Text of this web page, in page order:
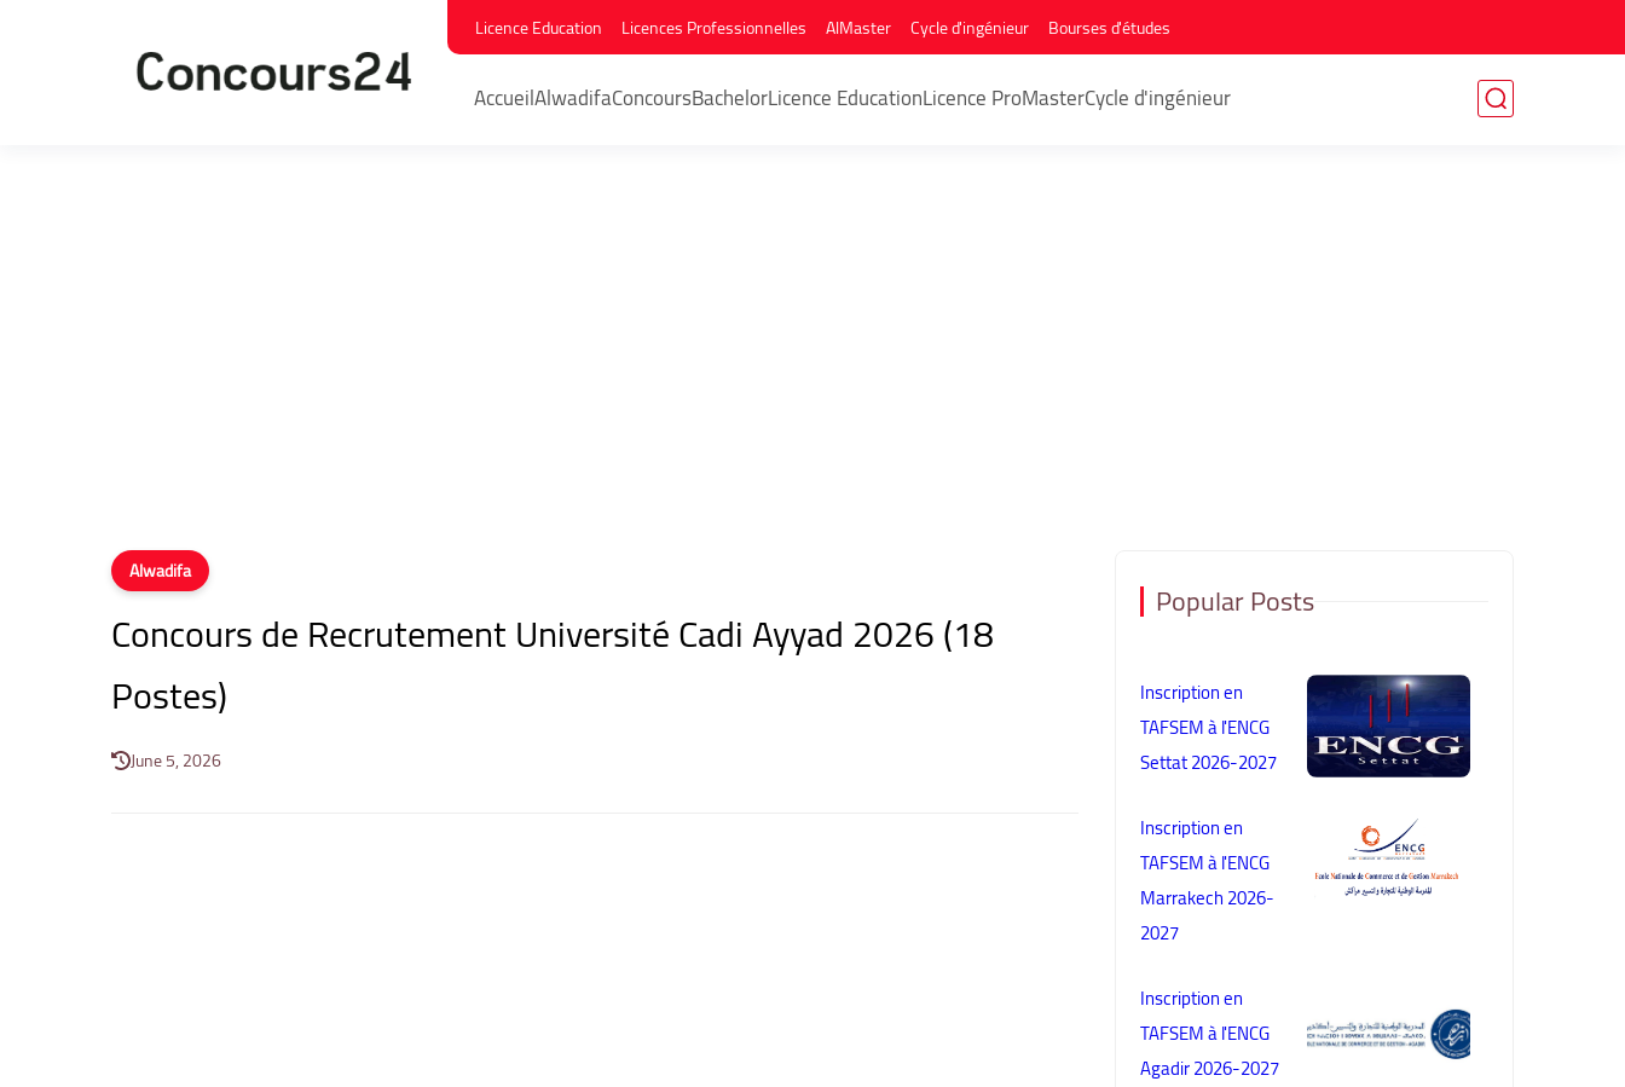
Licence Education Licences Professionnelles AlMaster Cycle d'ingénieur Bourses d'études
AccueilAlwadifaConcoursBachelorLicence EducationLicence ProMasterCycle d'ingénieur
Alwadifa
Concours de Recrutement Université Cadi Ayyad 2026 (18
Postes)
June 5, 2026
Popular Posts
Inscription en
TAFSEM à l'ENCG
Settat 2026-2027
Inscription en
TAFSEM à l'ENCG
Marrakech 2026-
2027
Inscription en
TAFSEM à l'ENCG
Agadir 2026-2027